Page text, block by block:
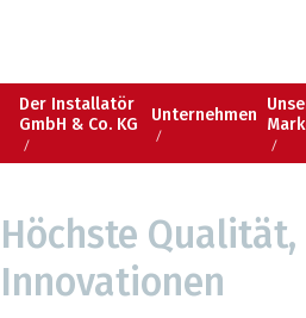
Der Installatör
GmbH & Co. KG
Unternehmen
Höchste Qualität,
Innovationen